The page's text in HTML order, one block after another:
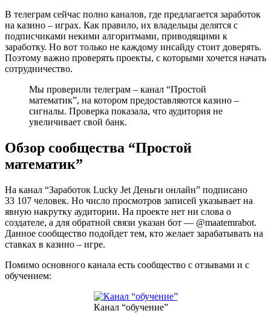
В телеграм сейчас полно каналов, где предлагается заработок
на казино – играх. Как правило, их владельцы делятся с
подписчиками некими алгоритмами, приводящими к
заработку. Но вот только не каждому инсайду стоит доверять.
Поэтому важно проверять проекты, с которыми хочется начать
сотрудничество.
Мы проверили телеграм – канал “Простой
математик”, на котором предоставляются казино –
сигналы. Проверка показала, что аудитория не
увеличивает свой банк.
Обзор сообщества “Простой
математик”
На канал “Заработок Lucky Jet Деньги онлайн” подписано
33 107 человек. Но число просмотров записей указывает на
явную накрутку аудитории. На проекте нет ни слова о
создателе, а для обратной связи указан бот — @maatemrabot.
Данное сообщество подойдет тем, кто желает зарабатывать на
ставках в казино – игре.
Помимо основного канала есть сообщество с отзывами и с
обучением:
Канал “обучение”